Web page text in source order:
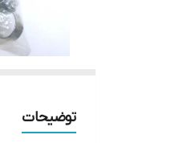
توضیحات